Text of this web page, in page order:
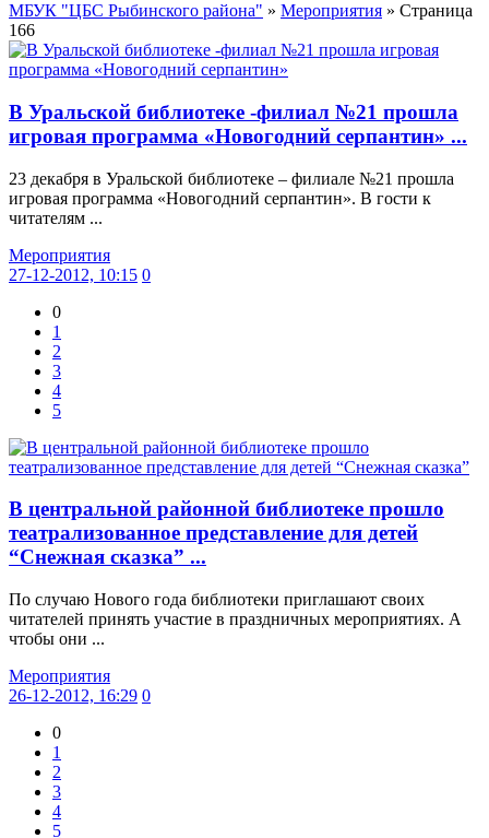
МБУК "ЦБС Рыбинского района" » Мероприятия » Страница
166
В Уральской библиотеке -филиал №21 прошла
игровая программа «Новогодний серпантин» ...
23 декабря в Уральской библиотеке – филиале №21 прошла
игровая программа «Новогодний серпантин». В гости к
читателям ...
Мероприятия
27-12-2012, 10:15 0
0
1
2
3
4
5
В центральной районной библиотеке прошло
театрализованное представление для детей
“Снежная сказка” ...
По случаю Нового года библиотеки приглашают своих
читателей принять участие в праздничных мероприятиях. А
чтобы они ...
Мероприятия
26-12-2012, 16:29 0
0
1
2
3
4
5